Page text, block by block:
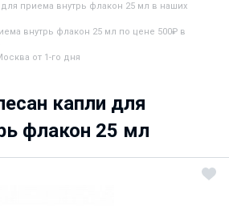
приема внутрь флакон 25 мл в наших
внутрь флакон 25 мл по цене 500₽ в
от 1-го дня
капли для
флакон 25 мл